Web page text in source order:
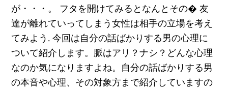
が・・・。 フタを開けてみるとなんとその� 友
達が離れていってしまう女性は相手の立場を考え
てみよう. 今回は自分の話ばかりする男の心理に
ついて紹介します。脈はアリ？ナシ？どんな心理
なのか気になりますよね。自分の話ばかりする男
の本音や心理、その対象方まで紹介していますの